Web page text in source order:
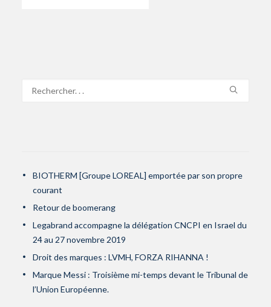
BIOTHERM [Groupe LOREAL] emportée par son propre
courant
Retour de boomerang
Legabrand accompagne la délégation CNCPI en Israel du
24 au 27 novembre 2019
Droit des marques : LVMH, FORZA RIHANNA !
Marque Messi : Troisième mi-temps devant le Tribunal de
l’Union Européenne.